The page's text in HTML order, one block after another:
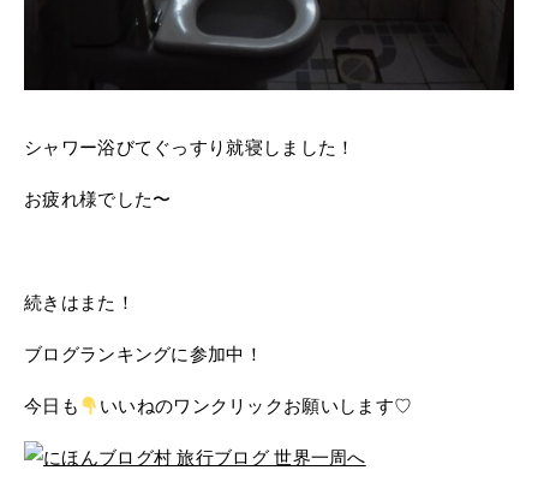
シャワー浴びてぐっすり就寝しました！
お疲れ様でした〜
続きはまた！
ブログランキングに参加中！
今日も いいねのワンクリックお願いします♡